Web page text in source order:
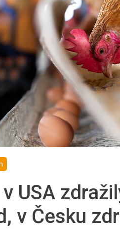
USA
v Česku